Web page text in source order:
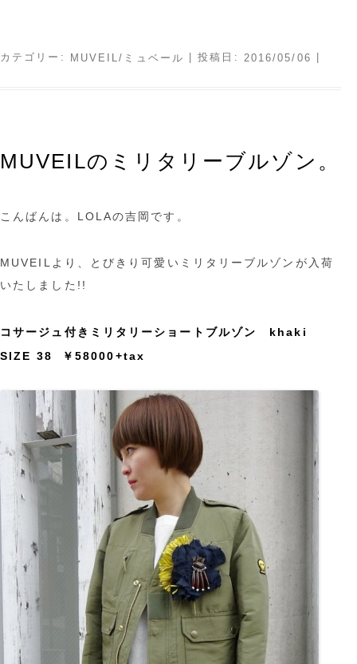
カテゴリー: MUVEIL/ミュベール | 投稿日: 2016/05/06
MUVEILのミリタリーブルゾン。
こんばんは。LOLAの吉岡です。
MUVEILより、とびきり可愛いミリタリーブルゾンが入荷
いたしました!!
コサージュ付きミリタリーショートブルゾン khaki
SIZE 38 ￥58000+tax